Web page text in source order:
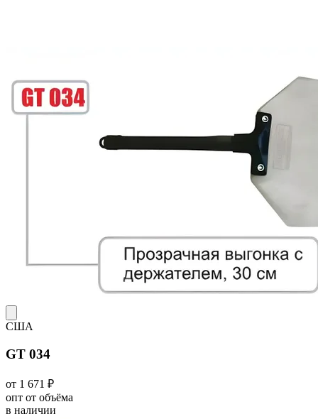
США
GT 034
от 1 671 ₽
опт от объёма
в наличии